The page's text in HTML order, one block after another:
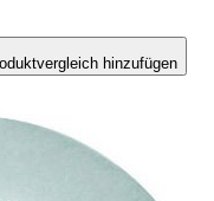
hinzufügen